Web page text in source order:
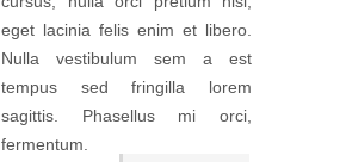
eget lacinia felis enim et libero.
Nulla vestibulum sem a est
tempus sed fringilla lorem
sagittis. Phasellus mi orci,
fermentum.